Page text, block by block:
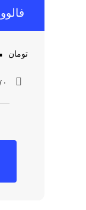
تومان